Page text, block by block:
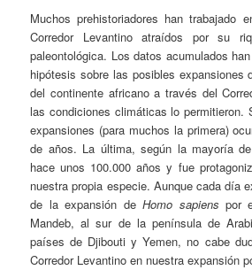
Muchos prehistoriadores han trabajado
Corredor Levantino atraídos por su
paleontológica. Los datos acumulados
hipótesis sobre las posibles expansiones
del continente africano a través del
las condiciones climáticas lo permitieron.
expansiones (para muchos la primera)
de años. La última, según la mayoría
hace unos 100.000 años y fue
nuestra propia especie. Aunque cada día
de la expansión deHomo sapiens por
Mandeb, al sur de la península de
países de Djibouti y Yemen, no cabe
Corredor Levantino en nuestra expansión